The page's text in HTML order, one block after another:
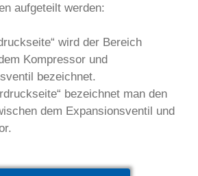
aufgeteilt werden:
wird der Bereich
Kompressor und
bezeichnet.
bezeichnet man den
dem Expansionsventil und